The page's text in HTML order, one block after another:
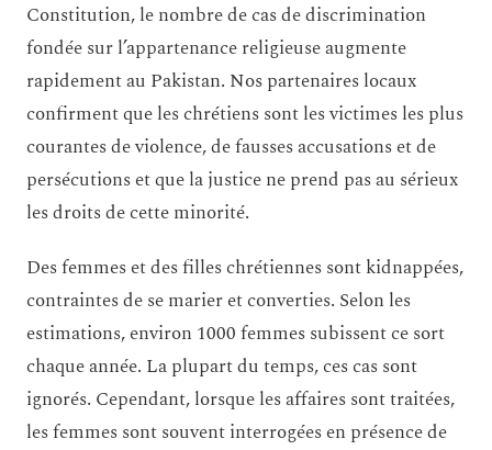
Constitution, le nombre de cas de discrimination
fondée sur l’appartenance religieuse augmente
rapidement au Pakistan. Nos partenaires locaux
confirment que les chrétiens sont les victimes les plus
courantes de violence, de fausses accusations et de
persécutions et que la justice ne prend pas au sérieux
les droits de cette minorité.
Des femmes et des filles chrétiennes sont kidnappées,
contraintes de se marier et converties. Selon les
estimations, environ 1000 femmes subissent ce sort
chaque année. La plupart du temps, ces cas sont
ignorés. Cependant, lorsque les affaires sont traitées,
les femmes sont souvent interrogées en présence de